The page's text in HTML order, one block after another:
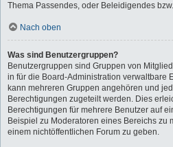
Thema Passendes, oder Beleidigendes
Nach oben
Was sind Benutzergruppen?
Benutzergruppen sind Gruppen von
in für die Board-Administration verwaltbare
kann mehreren Gruppen angehören und
Berechtigungen zugeteilt werden. Dies
Berechtigungen für mehrere Benutzer auf
Beispiel zu Moderatoren eines Bereichs zu
einem nichtöffentlichen Forum zu geben.